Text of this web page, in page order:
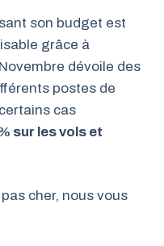
son budget est
grâce à
dévoile des
postes de
cas
sur les vols et
cher, nous vous